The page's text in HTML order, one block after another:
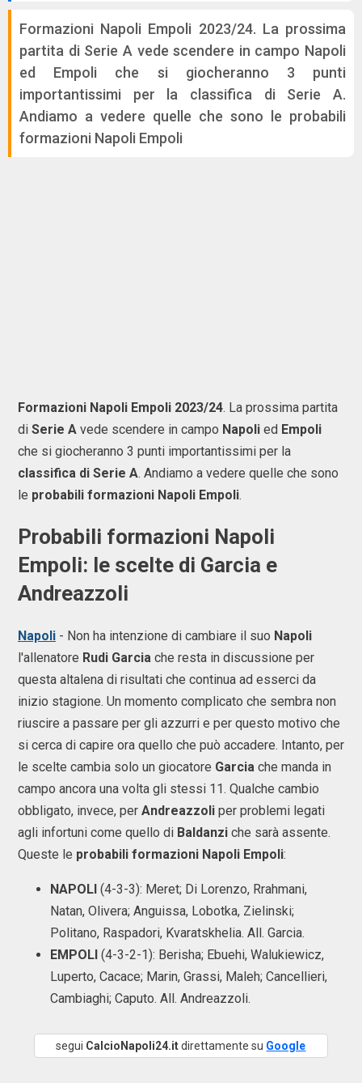
Formazioni Napoli Empoli 2023/24. La prossima
partita di Serie A vede scendere in campo Napoli
ed Empoli che si giocheranno 3 punti
importantissimi per la classifica di Serie A.
Andiamo a vedere quelle che sono le probabili
formazioni Napoli Empoli
Formazioni Napoli Empoli 2023/24. La prossima partita
di Serie A vede scendere in campo Napoli ed Empoli
che si giocheranno 3 punti importantissimi per la
classifica di Serie A. Andiamo a vedere quelle che sono
le probabili formazioni Napoli Empoli.
Probabili formazioni Napoli
Empoli: le scelte di Garcia e
Andreazzoli
Napoli - Non ha intenzione di cambiare il suo Napoli
l'allenatore Rudi Garcia che resta in discussione per
questa altalena di risultati che continua ad esserci da
inizio stagione. Un momento complicato che sembra non
riuscire a passare per gli azzurri e per questo motivo che
si cerca di capire ora quello che può accadere. Intanto, per
le scelte cambia solo un giocatore Garcia che manda in
campo ancora una volta gli stessi 11. Qualche cambio
obbligato, invece, per Andreazzoli per problemi legati
agli infortuni come quello di Baldanzi che sarà assente.
Queste le probabili formazioni Napoli Empoli:
NAPOLI (4-3-3): Meret; Di Lorenzo, Rrahmani,
Natan, Olivera; Anguissa, Lobotka, Zielinski;
Politano, Raspadori, Kvaratskhelia. All. Garcia.
EMPOLI (4-3-2-1): Berisha; Ebuehi, Walukiewicz,
Luperto, Cacace; Marin, Grassi, Maleh; Cancellieri,
Cambiaghi; Caputo. All. Andreazzoli.
segui CalcioNapoli24.itdirettamente su Google